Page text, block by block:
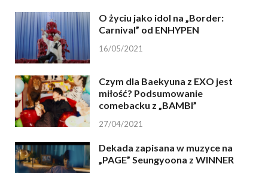
O życiu jako idol na „Border:
Carnival” od ENHYPEN
16/05/2021
Czym dla Baekyuna z EXO jest
miłość? Podsumowanie
comebacku z „BAMBI”
27/04/2021
Dekada zapisana w muzyce na
„PAGE” Seungyoona z WINNER